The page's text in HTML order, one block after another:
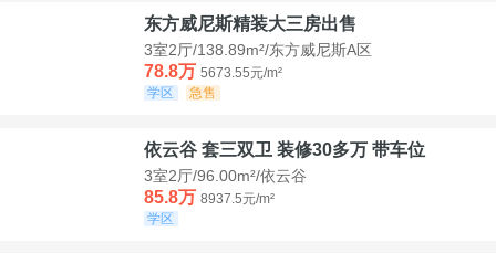
东方威尼斯精装大三房出售
3室2厅/138.89m²/东方威尼斯A区
78.8万 5673.55元/m²
学区
急售
依云谷 套三双卫 装修30多万 带车位
3室2厅/96.00m²/依云谷
85.8万 8937.5元/m²
学区